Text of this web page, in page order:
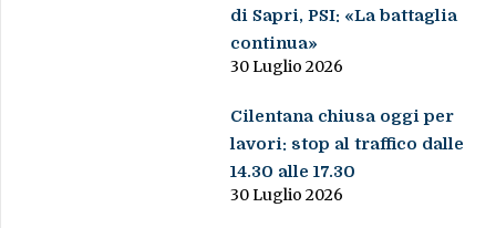
di Sapri, PSI: «La battaglia
continua»
30 Luglio 2026
Cilentana chiusa oggi per
lavori: stop al traffico dalle
14.30 alle 17.30
30 Luglio 2026